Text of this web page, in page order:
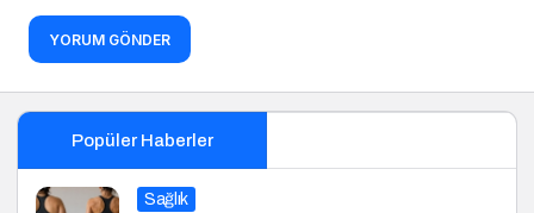
YORUM GÖNDER
Popüler Haberler
Sağlık